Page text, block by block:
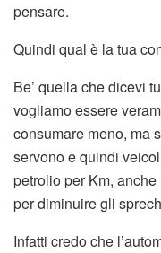
pensare.
Quindi qual è la tua
Be’ quella che dicevi
vogliamo essere
consumare meno, ma
servono e quindi
petrolio per Km,
per diminuire gli
Infatti credo che